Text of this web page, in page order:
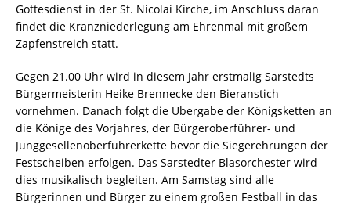
Gottesdienst in der St. Nicolai Kirche, im Anschluss daran
findet die Kranzniederlegung am Ehrenmal mit großem
Zapfenstreich statt.
Gegen 21.00 Uhr wird in diesem Jahr erstmalig Sarstedts
Bürgermeisterin Heike Brennecke den Bieranstich
vornehmen. Danach folgt die Übergabe der Königsketten an
die Könige des Vorjahres, der Bürgeroberführer- und
Junggesellenoberführerkette bevor die Siegerehrungen der
Festscheiben erfolgen. Das Sarstedter Blasorchester wird
dies musikalisch begleiten. Am Samstag sind alle
Bürgerinnen und Bürger zu einem großen Festball in das